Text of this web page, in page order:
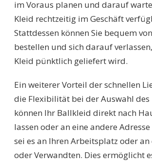
im Voraus planen und darauf
Kleid rechtzeitig im Geschäft
Stattdessen können Sie bequem
bestellen und sich darauf
Kleid pünktlich geliefert wird.
Ein weiterer Vorteil der schnellen
die Flexibilität bei der Auswahl des
können Ihr Ballkleid direkt nach
lassen oder an eine andere
sei es an Ihren Arbeitsplatz oder an
oder Verwandten. Dies ermöglicht